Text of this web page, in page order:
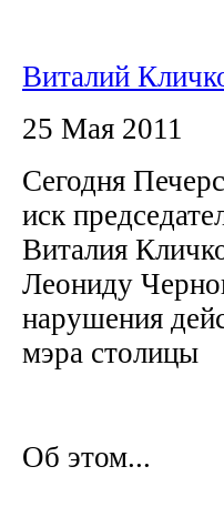
Виталий
25 Мая 2011
Сегодня
иск
Виталия
Леониду
нарушения
мэра столицы
Об этом...